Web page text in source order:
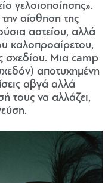
γελοιοποίησης».
αίσθηση της
αστείου, αλλά
καλοπροαίρετου,
σχεδίου. Μια camp
αποτυχημένη
αβγά αλλά
τους να αλλάζει,